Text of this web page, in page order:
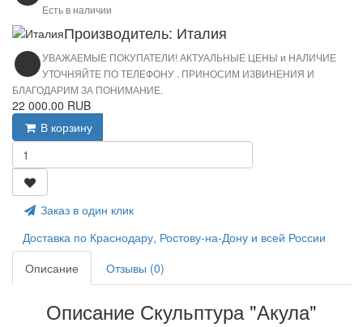
Есть в наличии
Производитель: Италия
УВАЖАЕМЫЕ ПОКУПАТЕЛИ! АКТУАЛЬНЫЕ ЦЕНЫ и НАЛИЧИЕ
УТОЧНЯЙТЕ ПО ТЕЛЕФОНУ . ПРИНОСИМ ИЗВИНЕНИЯ И
БЛАГОДАРИМ ЗА ПОНИМАНИЕ.
22 000.00 RUB
В корзину
Заказ в один клик
Доставка по Краснодару, Ростову-на-Дону и всей России
Описание
Отзывы (0)
Описание Скульптура "Акула"